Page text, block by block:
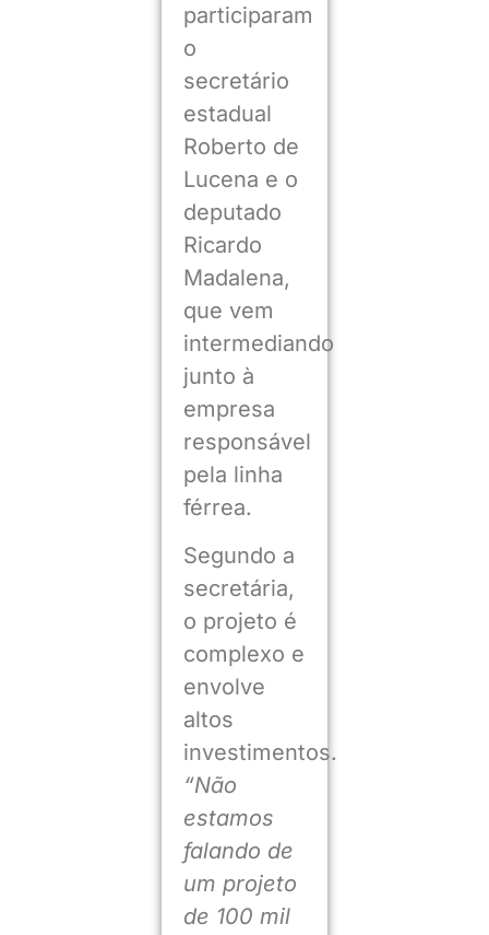
participaram
o
secretário
estadual
Roberto de
Lucena e o
deputado
Ricardo
Madalena,
que vem
intermediando
junto à
empresa
responsável
pela linha
férrea.
Segundo a
secretária,
o projeto é
complexo e
envolve
altos
investimentos.
“Não
estamos
falando de
um projeto
de 100 mil